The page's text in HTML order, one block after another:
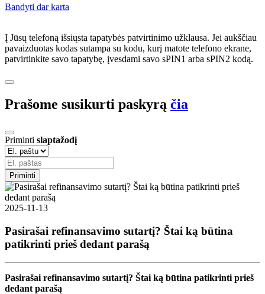
Bandyti dar karta
Į Jūsų telefoną išsiųsta tapatybės patvirtinimo užklausa. Jei aukščiau
pavaizduotas kodas sutampa su kodu, kurį matote telefono ekrane,
patvirtinkite savo tapatybę, įvesdami savo sPIN1 arba sPIN2 kodą.
Prašome susikurti paskyrą čia
Priminti slaptažodį
Priminti
2025-11-13
Pasirašai refinansavimo sutartį? Štai ką būtina
patikrinti prieš dedant parašą
Pasirašai refinansavimo sutartį? Štai ką būtina patikrinti prieš
dedant parašą